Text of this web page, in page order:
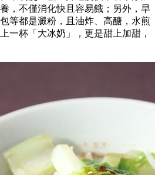
，不僅消化快且容易餓；另外，早
等都是澱粉，且油炸、高醣，水煎
一杯「大冰奶」，更是甜上加甜，